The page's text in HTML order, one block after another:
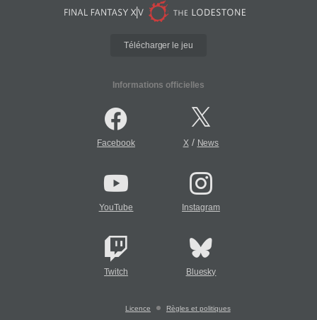
Télécharger le jeu
Informations officielles
Facebook X/ News
YouTube Instagram
Twitch Bluesky
Licence Règles et politiques